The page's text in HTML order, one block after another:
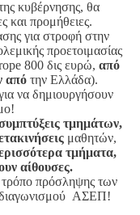
κυβέρνησης, θα
και προμήθειες.
για στροφή στην
προετοιμασίας
800 δις ευρώ, από
από την Ελλάδα).
να δημιουργήσουν
τμημάτων,
μαθητών,
τμήματα,
αίθουσες.
τρόπο πρόσληψης των
διαγωνισμού ΑΣΕΠ!